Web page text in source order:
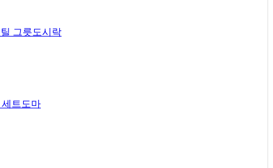
그릇도시락
트 도마